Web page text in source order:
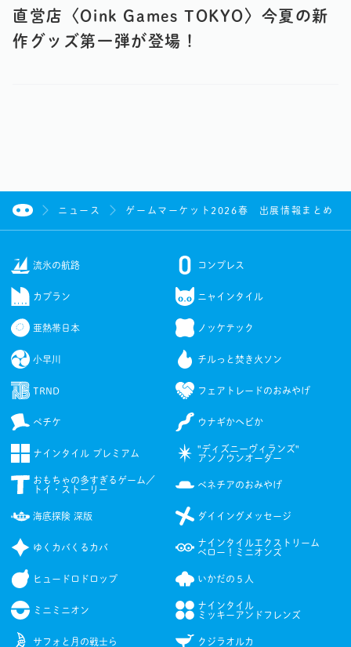
直営店〈Oink Games TOKYO〉今夏の新
作グッズ第一弾が登場！
ニュース ゲームマーケット2026春 出展情報まとめ
流氷の航路 コンプレス
カブラン ニャインタイル
亜熱帯日本 ノッケテック
小早川 チルっと焚き火ソン
TRND フェアトレードのおみやげ
ペチケ ウナギかヘビか
ナインタイル プレミアム
"ディズニーヴィランズ"
アンノウンオーダー
おもちゃの多すぎるゲーム／
トイ・⁠ストーリー
ベネチアのおみやげ
海底探険 深版 ダイイングメッセージ
ゆくカバくるカバ
ナインタイルエクストリーム
ベロー！ミニオンズ
ヒュードロドロップ いかだの５人
ミニミニオン
ナインタイル
ミッキーアンドフレンズ
サフォと月の戦士ら クジラオルカ